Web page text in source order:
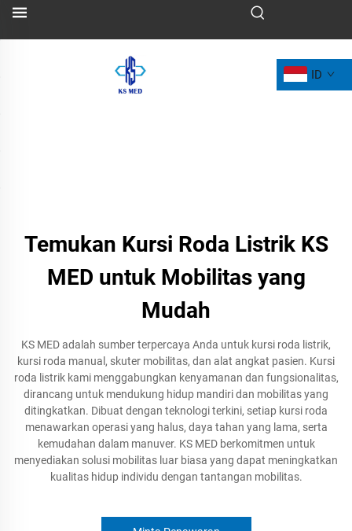
ID
Temukan Kursi Roda Listrik KS
MED untuk Mobilitas yang
Mudah
KS MED adalah sumber terpercaya Anda untuk kursi roda listrik,
kursi roda manual, skuter mobilitas, dan alat angkat pasien. Kursi
roda listrik kami menggabungkan kenyamanan dan fungsionalitas,
dirancang untuk mendukung hidup mandiri dan mobilitas yang
ditingkatkan. Dibuat dengan teknologi terkini, setiap kursi roda
menawarkan operasi yang halus, daya tahan yang lama, serta
kemudahan dalam manuver. KS MED berkomitmen untuk
menyediakan solusi mobilitas luar biasa yang dapat meningkatkan
kualitas hidup individu dengan tantangan mobilitas.